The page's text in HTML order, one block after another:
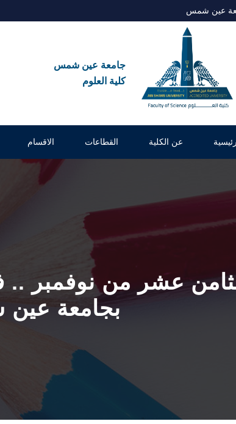
عين شمس
جامعة عين شمس
كلية العلوم
عن الكلية القطاعات الاقسام
عشر من نوفمبر ..
بجامعة عين